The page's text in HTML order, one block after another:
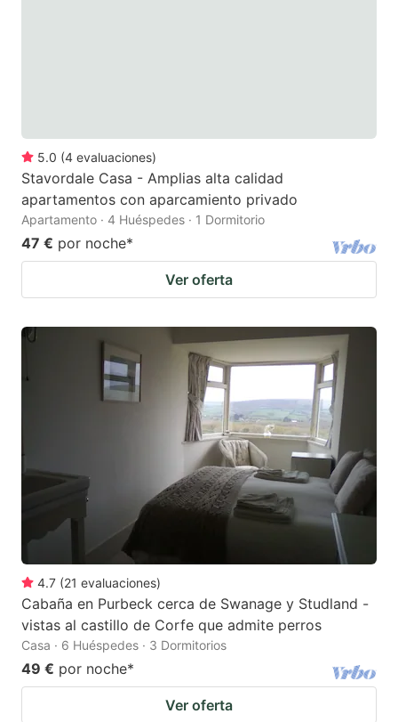
5.0 (4 evaluaciones)
Stavordale Casa - Amplias alta calidad
apartamentos con aparcamiento privado
Apartamento · 4 Huéspedes · 1 Dormitorio
47 € por noche*
Ver oferta
4.7 (21 evaluaciones)
Cabaña en Purbeck cerca de Swanage y Studland -
vistas al castillo de Corfe que admite perros
Casa · 6 Huéspedes · 3 Dormitorios
49 € por noche*
Ver oferta